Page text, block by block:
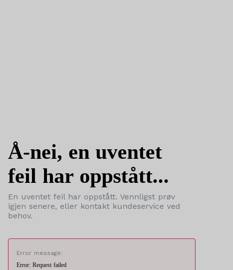
Å-nei, en uventet
feil har oppstått...
En uventet feil har oppstått. Vennligst prøv
igjen senere, eller kontakt kundeservice ved
behov.
Error message:
Error: Request failed